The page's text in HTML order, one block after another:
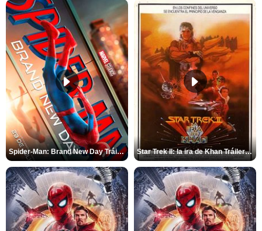
Spider-Man: Brand New Day Tráiler (3) Star Trek II: la ira de Khan Tráiler VO